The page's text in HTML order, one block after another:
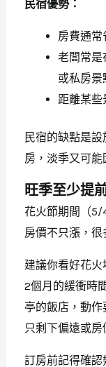
民宿優勢：
房費通
老闆常是
或私房景
距離某些
民宿的缺點是
房，淡季又可能
旺季至少提
花火節期間（5/
房價不只漲，很
建議你看好花火
2個月的緩衝時
亭的飯店，動
只剩下偏遠或房
訂房前記得確認